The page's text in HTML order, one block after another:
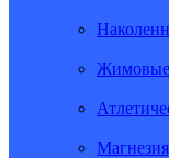
Жимовые